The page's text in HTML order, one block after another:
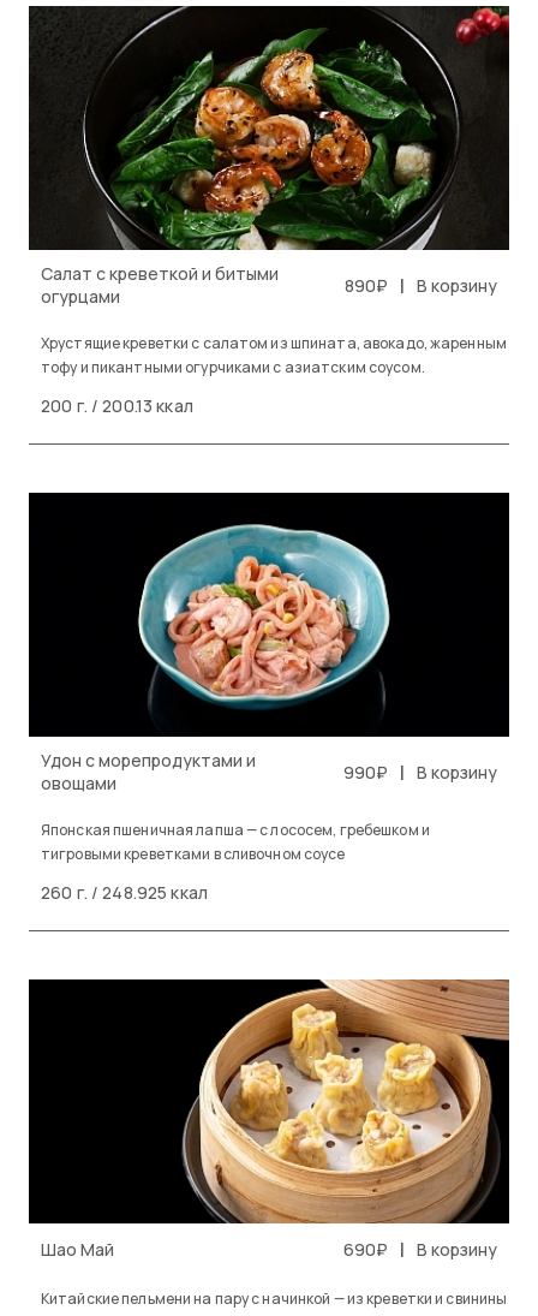
Салат с креветкой и битыми
огурцами
890₽ | В корзину
Хрустящие креветки с салатом из шпината, авокадо, жаренным
тофу и пикантными огурчиками с азиатским соусом.
200 г. / 200.13 ккал
Удон с морепродуктами и
овощами
990₽ | В корзину
Японская пшеничная лапша — с лососем, гребешком и
тигровыми креветками в сливочном соусе
260 г. / 248.925 ккал
Шао Май 690₽ | В корзину
Китайские пельмени на пару с начинкой — из креветки и свинины